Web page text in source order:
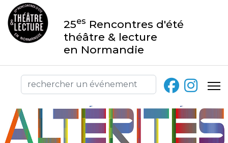
25es Rencontres d'été
théâtre & lecture
en Normandie